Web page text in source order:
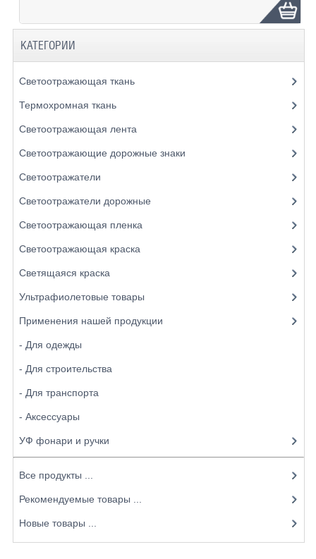
КАТЕГОРИИ
Светоотражающая ткань
Термохромная ткань
Светоотражающая лента
Светоотражающие дорожные знаки
Светоотражатели
Светоотражатели дорожные
Светоотражающая пленка
Светоотражающая краска
Светящаяся краска
Ультрафиолетовые товары
Применения нашей продукции
- Для одежды
- Для строительства
- Для транспорта
- Аксессуары
УФ фонари и ручки
Все продукты ...
Рекомендуемые товары ...
Новые товары ...